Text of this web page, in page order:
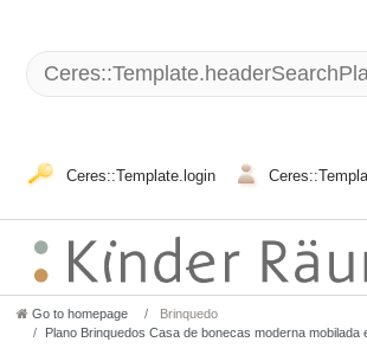
Ceres::Template.login
Go to homepage
Brinquedo
Plano Brinquedos Casa de bonecas moderna mobilada